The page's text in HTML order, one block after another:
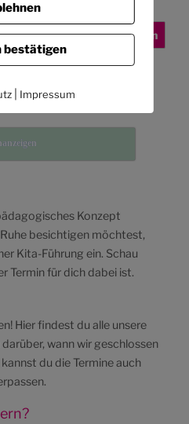
Suchen
sichern
Konzept
besichtigen möchtest,
Kita-Führung ein. Schau
Termin für dich dabei ist.
Hier findest du alle unsere
wann wir geschlossen
du die Termine auch
bestätigen
Impressum